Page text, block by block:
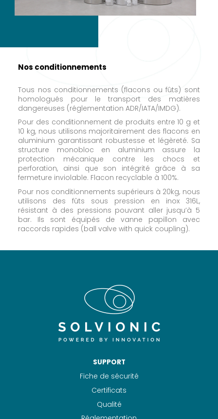
Nos conditionnements
Tous nos conditionnements (flacons ou fûts) sont
homologués pour le transport des matières
dangereuses (réglementation ADR/IATA/IMDG).
Pour des conditionnement de produits entre 10 g et
10 kg, nous utilisons majoritairement des flacons en
aluminium garantissant robustesse et légèreté. Sa
structure monobloc en aluminium assure la
protection mécanique contre les chocs et
perforation, ainsi que son intégrité grâce à sa
fermeture inviolable. Flacon recyclable à 100%.
Pour nos conditionnements supérieurs à 20kg, nous
utilisons des fûts sous pression en inox 316L,
résistant à des pressions pouvant aller jusqu’à 5
bar. Ils sont équipés de vanne papillon avec
raccords rapides (ball valve with quick coupling).
SUPPORT
Fiche de sécurité
Certificats
Qualité